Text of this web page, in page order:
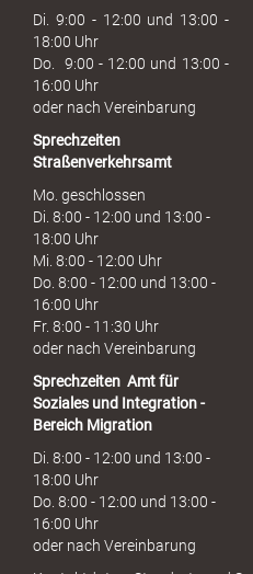
u
h
Di. 9:00 - 12:00 und 13:00 -
18:00 Uhr
Do. 9:00 - 12:00 und 13:00 -
16:00 Uhr
oder nach Vereinbarung
Sprechzeiten
Straßenverkehrsamt
Mo. geschlossen
Di. 8:00 - 12:00 und 13:00 -
18:00 Uhr
Mi. 8:00 - 12:00 Uhr
Do. 8:00 - 12:00 und 13:00 -
16:00 Uhr
Fr. 8:00 - 11:30 Uhr
oder nach Vereinbarung
Sprechzeiten Amt für
Soziales und Integration -
Bereich Migration
Di. 8:00 - 12:00 und 13:00 -
18:00 Uhr
Do. 8:00 - 12:00 und 13:00 -
16:00 Uhr
oder nach Vereinbarung